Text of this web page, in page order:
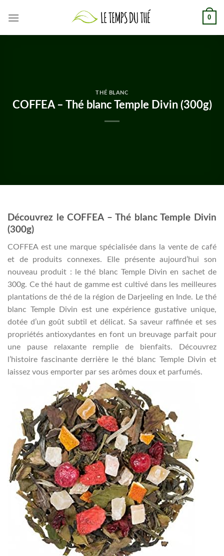
0
THÉ BLANC
COFFEA – Thé blanc Temple Divin (300g)
Découvrez le COFFEA – Thé blanc Temple Divin
(300g)
COFFEA est une marque spécialisée dans la vente de café
et de produits connexes. Elle présente aujourd’hui son
nouveau produit : le thé blanc Temple Divin en sachet de
300g. Ce thé haut de gamme est cultivé dans les meilleures
plantations de thé de la région de Darjeeling en Inde. Le thé
blanc Temple Divin est une expérience gustative unique,
dotée d’un goût subtil et délicat. Sa saveur raffinée et ses
propriétés antioxydantes en font un breuvage parfait pour
une pause relaxante remplie de bienfaits. Découvrez
l’histoire fascinante derrière le thé blanc Temple Divin et
laissez vous emporter par ses arômes doux et parfumés.